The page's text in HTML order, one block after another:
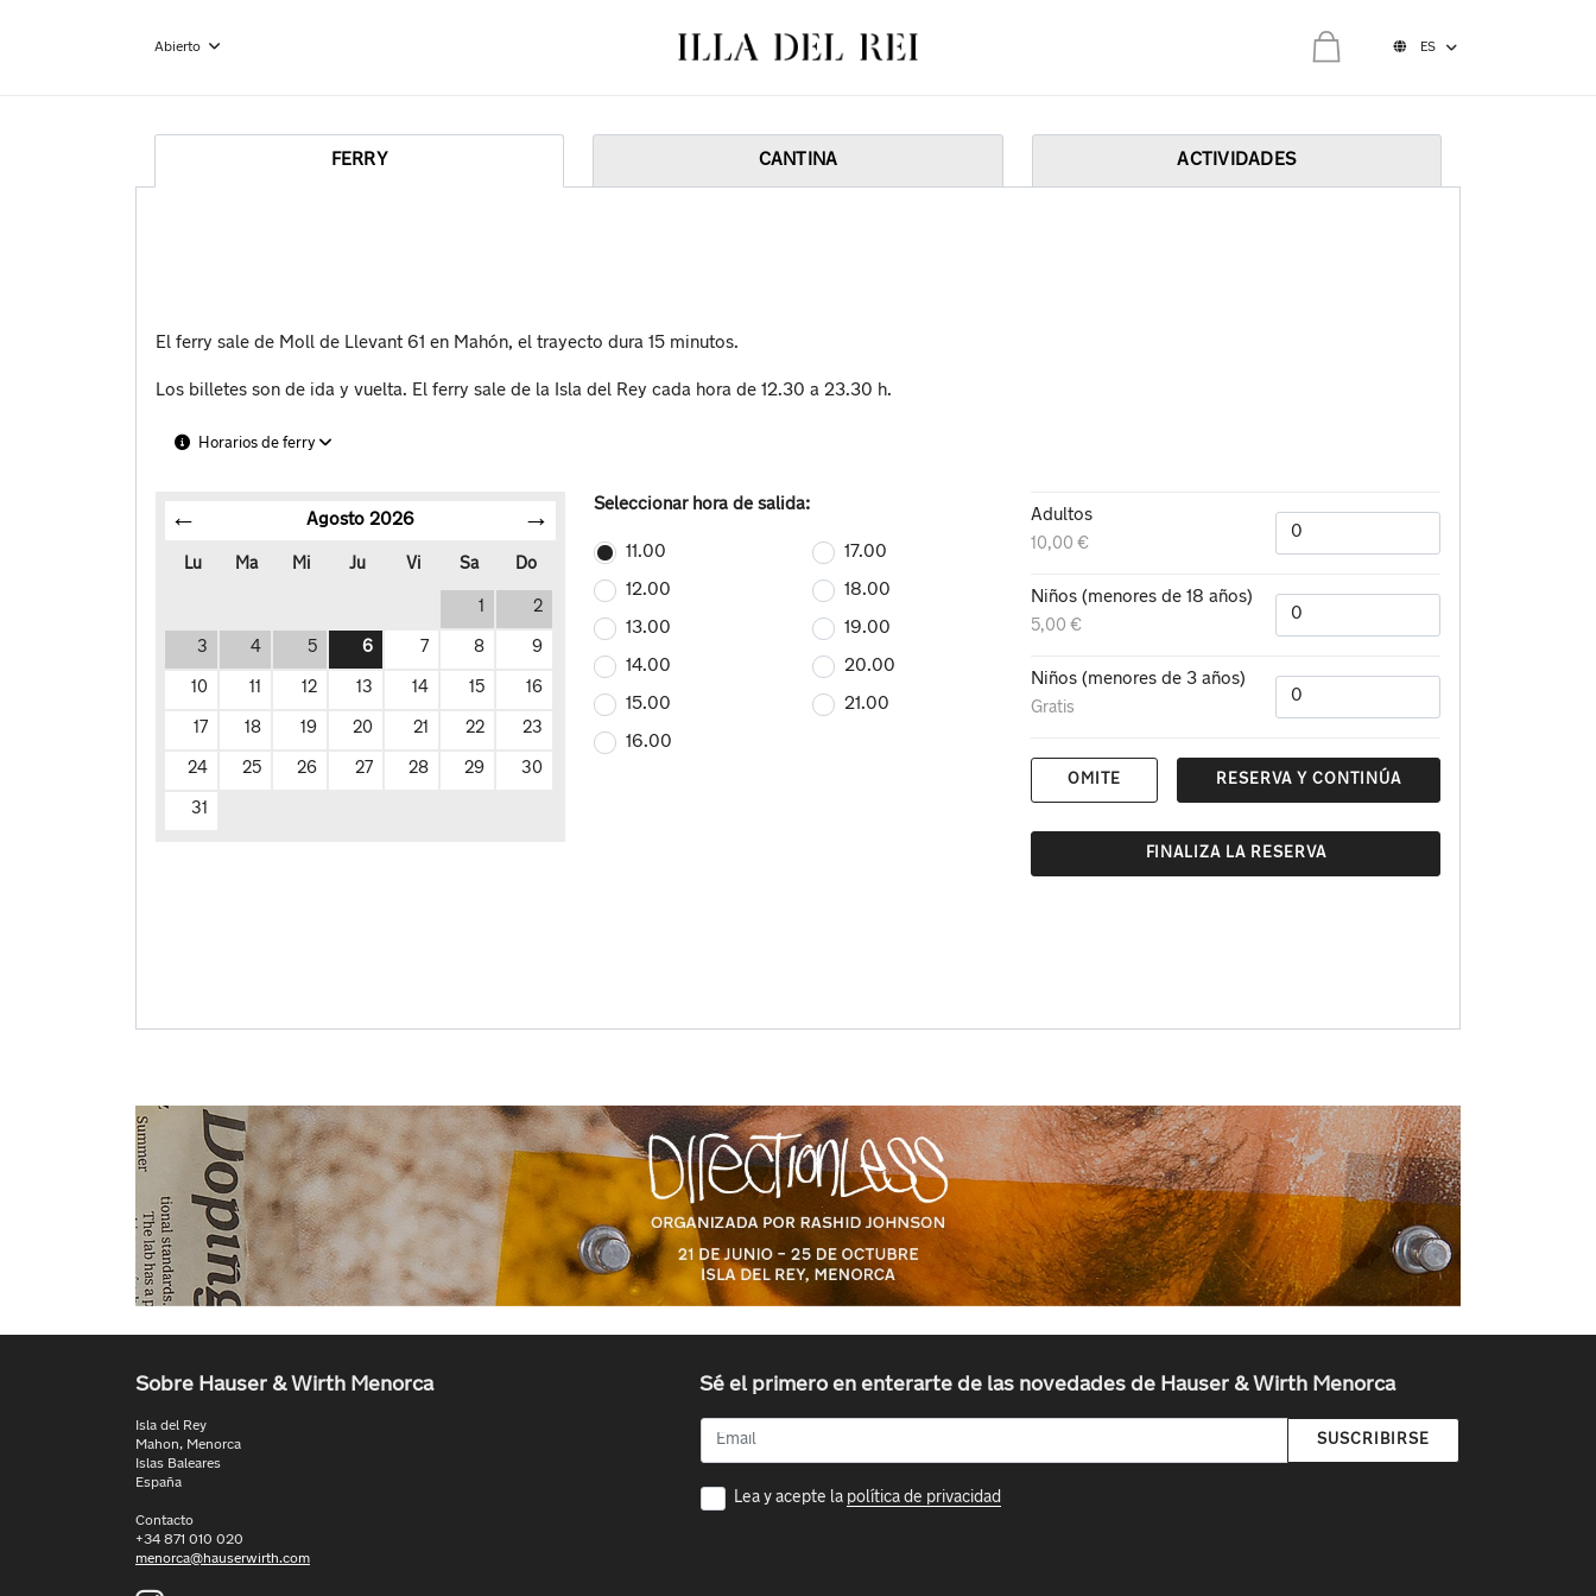
Abierto
Tu cesta esta vacía
ES
FERRY CANTINA ACTIVIDADES
El ferry sale de Moll de Llevant 61 en Mahón, el trayecto dura 15 minutos.
Los billetes son de ida y vuelta. El ferry sale de la Isla del Rey cada hora de 12.30 a 23.30 h.
Horarios de ferry
Agosto 2026
Lu Ma Mi Ju Vi Sa Do
1 2
3 4 5 6 7 8 9
10 11 12 13 14 15 16
17 18 19 20 21 22 23
24 25 26 27 28 29 30
31
Seleccionar hora de salida:
11.00
12.00
13.00
14.00
15.00
16.00
17.00
18.00
19.00
20.00
21.00
Adultos
10,00 €
Niños (menores de 18 años)
5,00 €
Niños (menores de 3 años)
Gratis
OMITE RESERVA Y CONTINÚA
FINALIZA LA RESERVA
Sobre Hauser & Wirth Menorca
Isla del Rey
Mahon, Menorca
Islas Baleares
España
Contacto
+34 871 010 020
menorca@hauserwirth.com
Sé el primero en enterarte de las novedades de Hauser & Wirth Menorca
SUSCRIBIRSE
Lea y acepte la política de privacidad